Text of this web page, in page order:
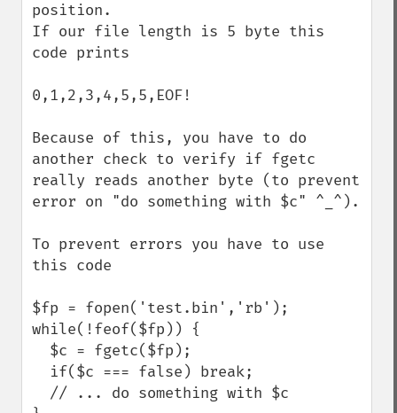
position.
If our file length is 5 byte this
code prints
0,1,2,3,4,5,5,EOF!
Because of this, you have to do
another check to verify if fgetc
really reads another byte (to prevent
error on "do something with $c" ^_^).
To prevent errors you have to use
this code
$fp = fopen('test.bin','rb');
while(!feof($fp)) {